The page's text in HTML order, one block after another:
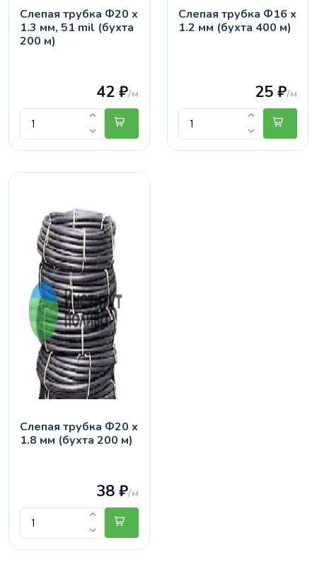
Слепая трубка Ф20 х
1.3 мм, 51 mil (бухта
200 м)
42 ₽/м
Слепая трубка Ф16 х
1.2 мм (бухта 400 м)
25 ₽/м
Слепая трубка Ф20 х
1.8 мм (бухта 200 м)
38 ₽/м